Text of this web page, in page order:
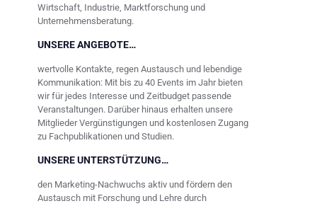
Wirtschaft, Industrie, Marktforschung und
Unternehmensberatung.
UNSERE ANGEBOTE…
wertvolle Kontakte, regen Austausch und lebendige
Kommunikation: Mit bis zu 40 Events im Jahr bieten
wir für jedes Interesse und Zeitbudget passende
Veranstaltungen. Darüber hinaus erhalten unsere
Mitglieder Vergünstigungen und kostenlosen Zugang
zu Fachpublikationen und Studien.
UNSERE UNTERSTÜTZUNG…
den Marketing-Nachwuchs aktiv und fördern den
Austausch mit Forschung und Lehre durch